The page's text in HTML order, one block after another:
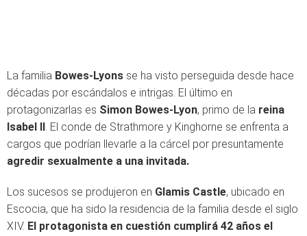
La familia Bowes-Lyons se ha visto perseguida desde hace
décadas por escándalos e intrigas. El último en
protagonizarlas es Simon Bowes-Lyon, primo de la reina
Isabel II. El conde de Strathmore y Kinghorne se enfrenta a
cargos que podrían llevarle a la cárcel por presuntamente
agredir sexualmente a una invitada.
Los sucesos se produjeron en Glamis Castle, ubicado en
Escocia, que ha sido la residencia de la familia desde el siglo
XIV. El protagonista en cuestión cumplirá 42 años el